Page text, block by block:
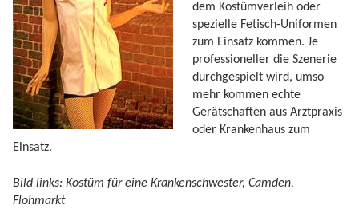
dem Kostümverleih oder
spezielle Fetisch-Uniformen
zum Einsatz kommen. Je
professioneller die Szenerie
durchgespielt wird, umso
mehr kommen echte
Gerätschaften aus Arztpraxis
oder Krankenhaus zum
Einsatz.
Bild links: Kostüm für eine Krankenschwester, Camden,
Flohmarkt